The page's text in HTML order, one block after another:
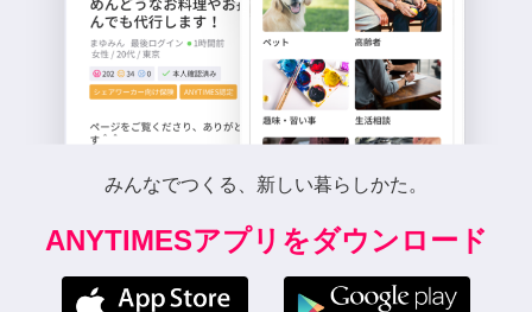
みんなでつくる、新しい暮らしかた。
ANYTIMESアプリをダウンロード